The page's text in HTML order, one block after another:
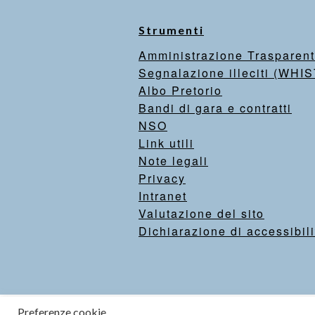
Strumenti
Amministrazione
Segnalazione illeciti
Albo Pretorio
Bandi di gara e contratti
NSO
Link utili
Note legali
Privacy
Intranet
Valutazione del sito
Dichiarazione di
Preferenze cookie